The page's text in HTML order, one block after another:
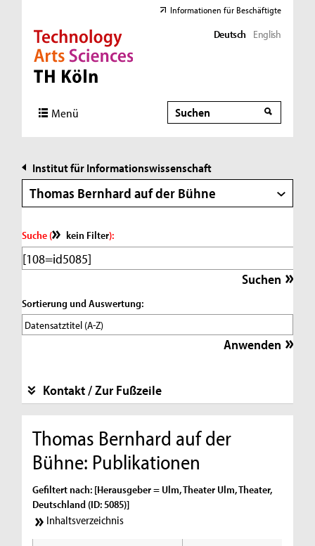
Direkt zur Hauptnavigation
Direkt zur Subnavigation
Direkt zum Inhalt
Direkt zum Fußbereich
Informationen für Beschäftigte
Deutsch English
Menü Suche
Suche
Institut für Informationswissenschaft
Thomas Bernhard auf der Bühne
Suche ( kein Filter):
Sortierung und Auswertung:
Kontakt / Zur Fußzeile
Thomas Bernhard auf der
Bühne: Publikationen
Gefiltert nach: [Herausgeber = Ulm, Theater Ulm, Theater,
Deutschland (ID: 5085)]
Inhaltsverzeichnis